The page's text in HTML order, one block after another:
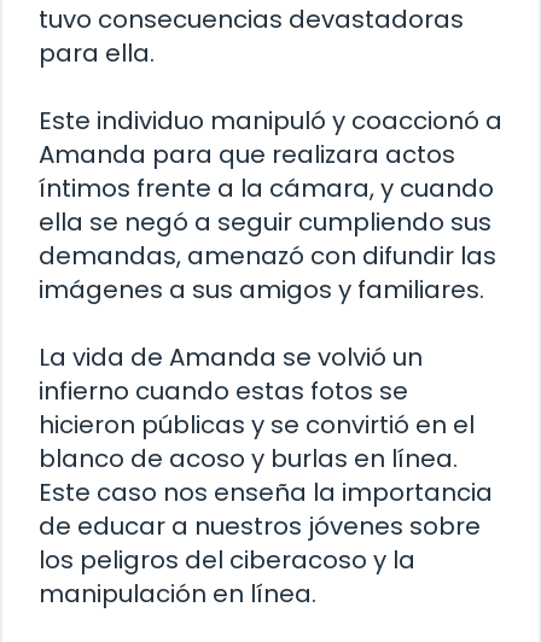
tuvo consecuencias devastadoras
para ella.
Este individuo manipuló y coaccionó a
Amanda para que realizara actos
íntimos frente a la cámara, y cuando
ella se negó a seguir cumpliendo sus
demandas, amenazó con difundir las
imágenes a sus amigos y familiares.
La vida de Amanda se volvió un
infierno cuando estas fotos se
hicieron públicas y se convirtió en el
blanco de acoso y burlas en línea.
Este caso nos enseña la importancia
de educar a nuestros jóvenes sobre
los peligros del ciberacoso y la
manipulación en línea.